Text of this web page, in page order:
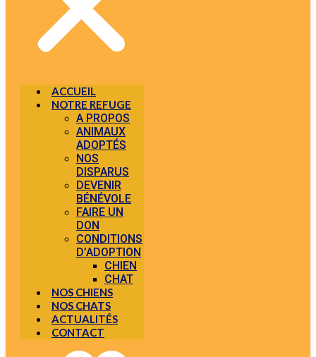
ACCUEIL
NOTRE REFUGE
A PROPOS
ANIMAUX
ADOPTÉS
NOS
DISPARUS
DEVENIR
BÉNÉVOLE
FAIRE UN
DON
CONDITIONS
D’ADOPTION
CHIEN
CHAT
NOS CHIENS
NOS CHATS
ACTUALITÉS
CONTACT